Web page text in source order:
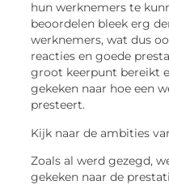
hun werknemers te
beoordelen bleek erg
werknemers, wat dus
reacties en goede
groot keerpunt bereikt
gekeken naar hoe een
presteert.
Kijk naar de ambities
Zoals al werd gezegd,
gekeken naar de